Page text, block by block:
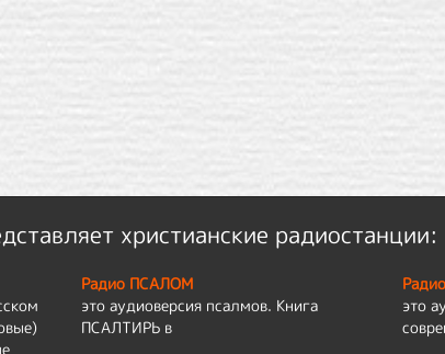
христианские радиостанции:
Радио ПСАЛОМ
это аудиоверсия псалмов. Книга
ПСАЛТИРЬ в
это